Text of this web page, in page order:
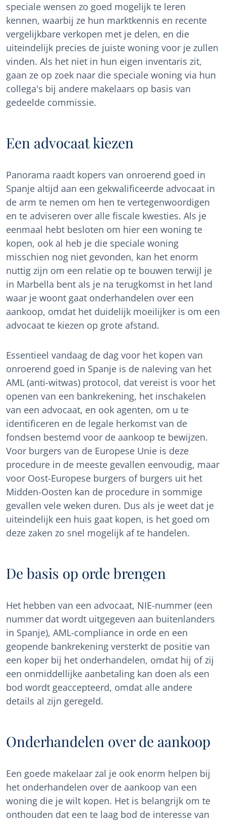
speciale wensen zo goed mogelijk te leren
kennen, waarbij ze hun marktkennis en recente
vergelijkbare verkopen met je delen, en die
uiteindelijk precies de juiste woning voor je zullen
vinden. Als het niet in hun eigen inventaris zit,
gaan ze op zoek naar die speciale woning via hun
collega's bij andere makelaars op basis van
gedeelde commissie.
Een advocaat kiezen
Panorama raadt kopers van onroerend goed in
Spanje altijd aan een gekwalificeerde advocaat in
de arm te nemen om hen te vertegenwoordigen
en te adviseren over alle fiscale kwesties. Als je
eenmaal hebt besloten om hier een woning te
kopen, ook al heb je die speciale woning
misschien nog niet gevonden, kan het enorm
nuttig zijn om een relatie op te bouwen terwijl je
in Marbella bent als je na terugkomst in het land
waar je woont gaat onderhandelen over een
aankoop, omdat het duidelijk moeilijker is om een
advocaat te kiezen op grote afstand.
Essentieel vandaag de dag voor het kopen van
onroerend goed in Spanje is de naleving van het
AML (anti-witwas) protocol, dat vereist is voor het
openen van een bankrekening, het inschakelen
van een advocaat, en ook agenten, om u te
identificeren en de legale herkomst van de
fondsen bestemd voor de aankoop te bewijzen.
Voor burgers van de Europese Unie is deze
procedure in de meeste gevallen eenvoudig, maar
voor Oost-Europese burgers of burgers uit het
Midden-Oosten kan de procedure in sommige
gevallen vele weken duren. Dus als je weet dat je
uiteindelijk een huis gaat kopen, is het goed om
deze zaken zo snel mogelijk af te handelen.
De basis op orde brengen
Het hebben van een advocaat, NIE-nummer (een
nummer dat wordt uitgegeven aan buitenlanders
in Spanje), AML-compliance in orde en een
geopende bankrekening versterkt de positie van
een koper bij het onderhandelen, omdat hij of zij
een onmiddellijke aanbetaling kan doen als een
bod wordt geaccepteerd, omdat alle andere
details al zijn geregeld.
Onderhandelen over de aankoop
Een goede makelaar zal je ook enorm helpen bij
het onderhandelen over de aankoop van een
woning die je wilt kopen. Het is belangrijk om te
onthouden dat een te laag bod de interesse van